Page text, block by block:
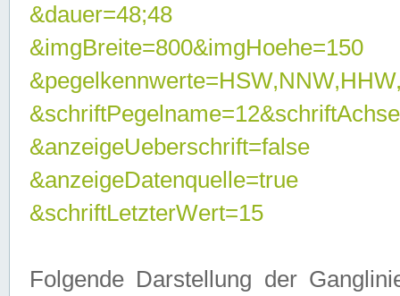
&dauer=48;48
&imgBreite=800&imgHoehe=150
&anzeigeUeberschrift=false
&anzeigeDatenquelle=true
&schriftLetzterWert=15
Folgende Darstellung der